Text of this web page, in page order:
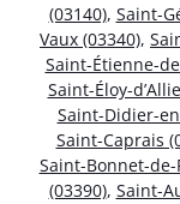
(03140), Saint-
Vaux (03340),
Saint-Étienne-
Saint-Éloy-
Saint-Didier-
Saint-Caprais
Saint-Bonnet-
(03390), Saint-